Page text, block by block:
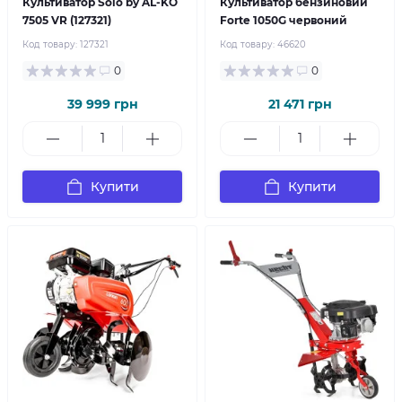
7505 VR (127321)
Код товару: 127321
0
39 999 грн
Купити
Forte 1050G червоний
Код товару: 46620
0
21 471 грн
Купити